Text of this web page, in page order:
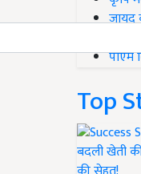
पीएम
Top